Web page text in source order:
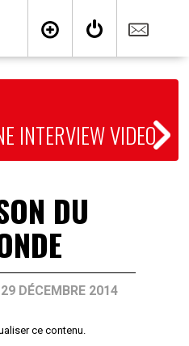
INTERVIEW VIDEO
DU
29 DÉCEMBRE 2014
ce contenu.